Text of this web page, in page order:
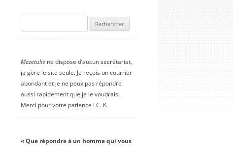
Mezetullene dispose d’aucun secrétariat,
je gère le site seule. Je reçois un courrier
abondant et je ne peux pas répondre
aussi rapidement que je le voudrais.
Merci pour votre patience ! C. K.
« Que répondre à un homme qui vous